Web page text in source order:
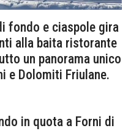
fondo e ciaspole gira
alla baita ristorante
un panorama unico
e Dolomiti Friulane.
in quota a Forni di